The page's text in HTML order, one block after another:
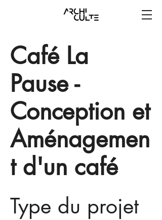
Café La
Pause -
Conception et
Aménagemen
t d'un café
Type du projet